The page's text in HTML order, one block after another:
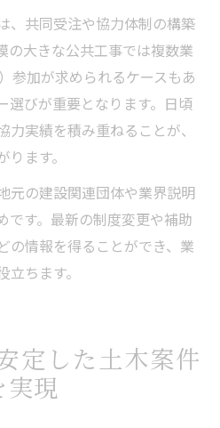
、共同受注や協力体制の構築
の大きな公共工事では複数業
参加が求められるケースもあ
選びが重要となります。日頃
実績を積み重ねることが、
ます。
元の建設関連団体や業界説明
です。最新の制度変更や補助
の情報を得ることができ、業
ちます。
定した土木案件
実現